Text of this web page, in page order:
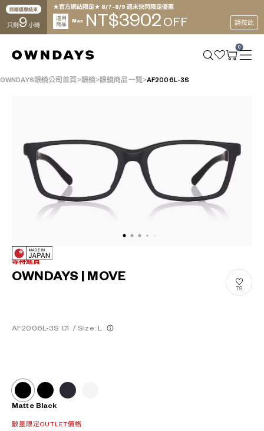
距離優惠結束
只剩 9 小時
★官方網站限定★ 8/7~8/9 週末快閃限定優惠
適用
商品
Max NT$3902 OFF 請按此
0
OWNDAYS眼鏡公司首頁 眼鏡 眼鏡商品一覽 AF2006L-3S
等待進貨
OWNDAYS | MOVE
AF2006L-3S C1 / Size: L
79
Matte Black
數量限定OUTLET價格